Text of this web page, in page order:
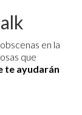
en la
que
te ayudarán